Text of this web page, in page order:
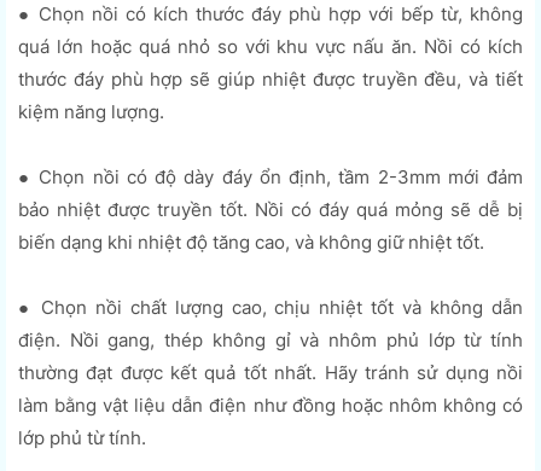
● Chọn nồi có kích thước đáy phù hợp với bếp từ, không
quá lớn hoặc quá nhỏ so với khu vực nấu ăn. Nồi có kích
thước đáy phù hợp sẽ giúp nhiệt được truyền đều, và tiết
kiệm năng lượng.
● Chọn nồi có độ dày đáy ổn định, tầm 2-3mm mới đảm
bảo nhiệt được truyền tốt. Nồi có đáy quá mỏng sẽ dễ bị
biến dạng khi nhiệt độ tăng cao, và không giữ nhiệt tốt.
● Chọn nồi chất lượng cao, chịu nhiệt tốt và không dẫn
điện. Nồi gang, thép không gỉ và nhôm phủ lớp từ tính
thường đạt được kết quả tốt nhất. Hãy tránh sử dụng nồi
làm bằng vật liệu dẫn điện như đồng hoặc nhôm không có
lớp phủ từ tính.